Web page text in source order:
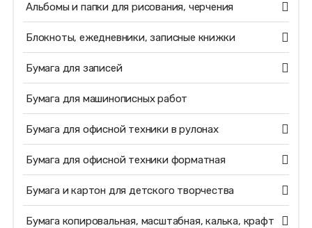
Альбомы и папки для рисования, черчения
Блокноты, ежедневники, записные книжки
Бумага для записей
Бумага для машинописных работ
Бумага для офисной техники в рулонах
Бумага для офисной техники форматная
Бумага и картон для детского творчества
Бумага копировальная, масштабная, калька, крафт